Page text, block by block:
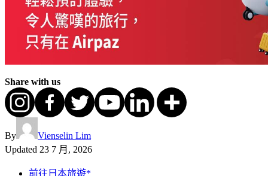
Share with us
By
Vienselin Lim
Updated 23 7 月, 2026
前往日本旅遊*